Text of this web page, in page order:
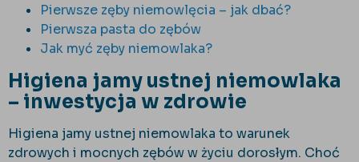
Pierwsze zęby niemowlęcia – jak dbać?
Pierwsza pasta do zębów
Jak myć zęby niemowlaka?
Higiena jamy ustnej niemowlaka
– inwestycja w zdrowie
Higiena jamy ustnej niemowlaka to warunek
zdrowych i mocnych zębów w życiu dorosłym. Choć